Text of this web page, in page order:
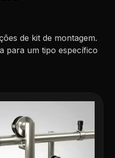
de kit de montagem.
para um tipo específico